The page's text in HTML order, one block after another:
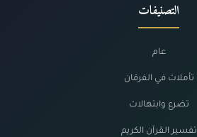
التصنيفات
عام
تأملات في الفرقان
تضرع وابتهالات
تفسير القرآن الكريم